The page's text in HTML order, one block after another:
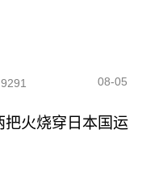
9291 08-05
火烧穿日本国运